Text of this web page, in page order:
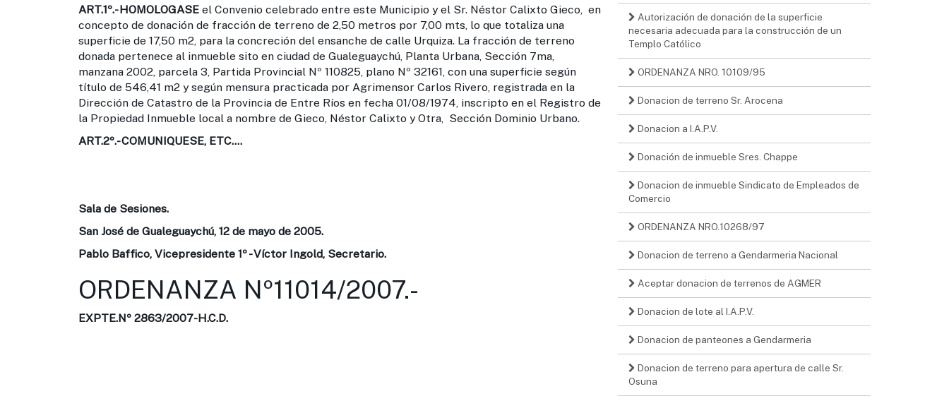
ART.1º.-HOMOLOGASE el Convenio celebrado entre este Municipio y el Sr. Néstor Calixto Gieco, en
concepto de donación de fracción de terreno de 2,50 metros por 7,00 mts, lo que totaliza una
superficie de 17,50 m2, para la concreción del ensanche de calle Urquiza. La fracción de terreno
donada pertenece al inmueble sito en ciudad de Gualeguaychú, Planta Urbana, Sección 7ma,
manzana 2002, parcela 3, Partida Provincial Nº 110825, plano Nº 32161, con una superficie según
título de 546,41 m2 y según mensura practicada por Agrimensor Carlos Rivero, registrada en la
Dirección de Catastro de la Provincia de Entre Ríos en fecha 01/08/1974, inscripto en el Registro de
la Propiedad Inmueble local a nombre de Gieco, Néstor Calixto y Otra, Sección Dominio Urbano.
ART.2º.-COMUNIQUESE, ETC....
Sala de Sesiones.
San José de Gualeguaychú, 12 de mayo de 2005.
Pablo Baffico, Vicepresidente 1º - Víctor Ingold, Secretario.
ORDENANZA Nº11014/2007.-
EXPTE.Nº 2863/2007-H.C.D.
Autorización de donación de la superficie
necesaria adecuada para la construcción de un
Templo Católico
ORDENANZA NRO. 10109/95
Donacion de terreno Sr. Arocena
Donacion a I.A.P.V.
Donación de inmueble Sres. Chappe
Donacion de inmueble Sindicato de Empleados de
Comercio
ORDENANZA NRO.10268/97
Donacion de terreno a Gendarmeria Nacional
Aceptar donacion de terrenos de AGMER
Donacion de lote al I.A.P.V.
Donacion de panteones a Gendarmeria
Donacion de terreno para apertura de calle Sr.
Osuna